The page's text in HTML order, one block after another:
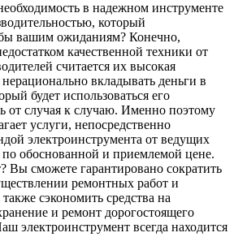
в надежном инструменте
который
бы вашим ожиданиям? Конечно,
качественной техники от
считается их высокая
вкладывать деньги в
будет использоваться его
от случая к случаю. Именно поэтому
услуги, непосредственно
электроинструмента от ведущих
по обоснованной и приемлемой цене.
Вы сможете гарантировано сократить
ремонтных работ и
также сэкономить средства на
и ремонт дорогостоящего
электроинструмент всегда находится